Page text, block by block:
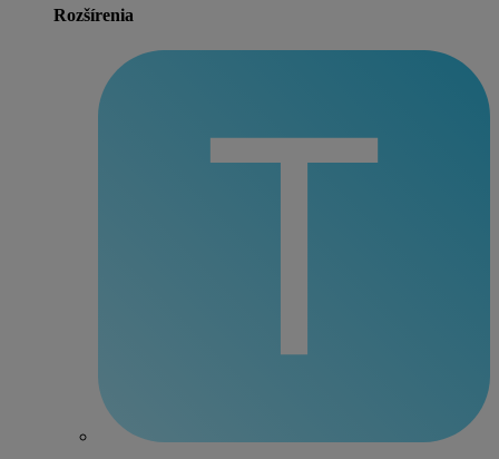
Rozšírenia